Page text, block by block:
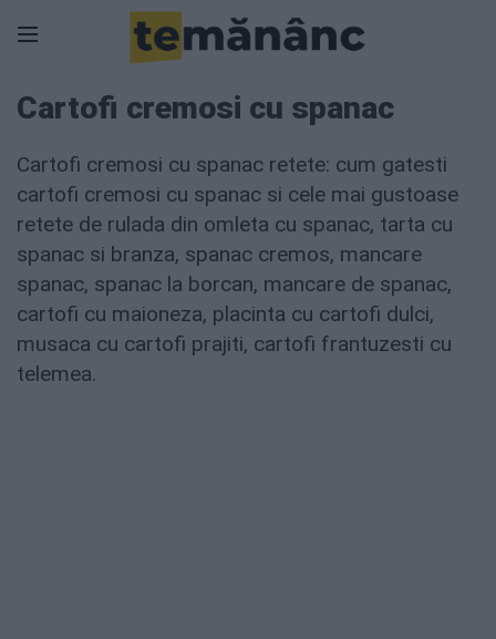
Cartofi cremosi cu spanac
Cartofi cremosi cu spanac retete: cum gatesti
cartofi cremosi cu spanac si cele mai gustoase
retete de rulada din omleta cu spanac, tarta cu
spanac si branza, spanac cremos, mancare
spanac, spanac la borcan, mancare de spanac,
cartofi cu maioneza, placinta cu cartofi dulci,
musaca cu cartofi prajiti, cartofi frantuzesti cu
telemea.